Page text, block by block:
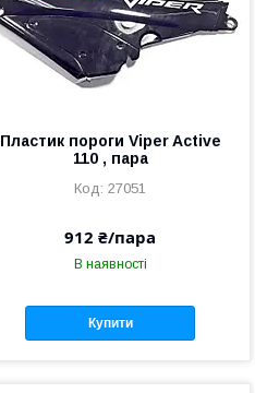
Пластик пороги Viper Active
110 , пара
27051
912 ₴/пара
В наявності
Купити